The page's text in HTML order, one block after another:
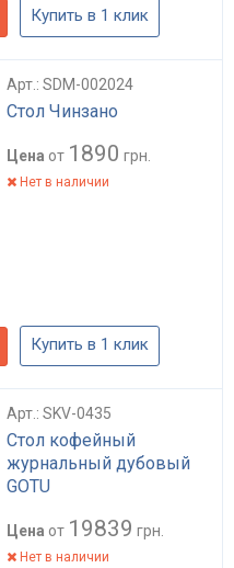
Купить в 1 клик
Арт.: SDM-002024
Стол Чинзано
Цена от 1890 грн.
Нет в наличии
Купить в 1 клик
Арт.: SKV-0435
Стол кофейный
журнальный дубовый
GOTU
Цена от 19839 грн.
Нет в наличии